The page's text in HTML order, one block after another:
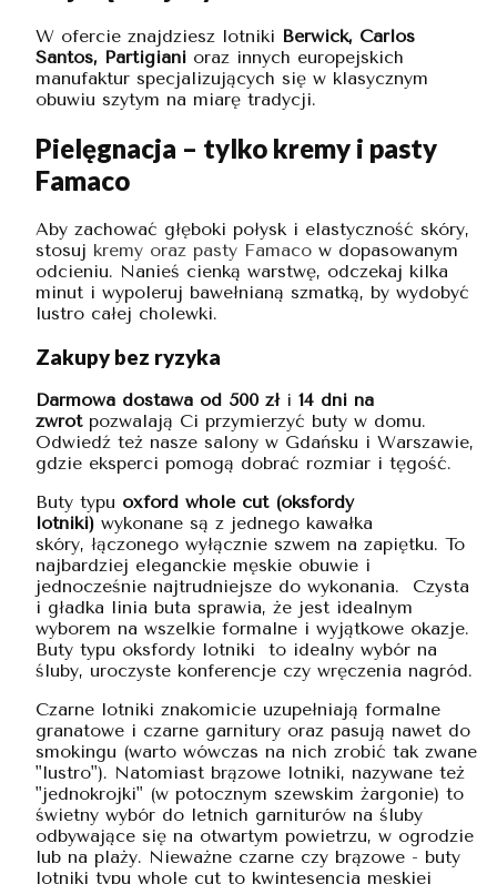
W ofercie znajdziesz lotniki Berwick, Carlos
Santos, Partigiani oraz innych europejskich
manufaktur specjalizujących się w klasycznym
obuwiu szytym na miarę tradycji.
Pielęgnacja – tylko kremy i pasty
Famaco
Aby zachować głęboki połysk i elastyczność skóry,
stosuj kremy oraz pasty Famaco w dopasowanym
odcieniu. Nanieś cienką warstwę, odczekaj kilka
minut i wypoleruj bawełnianą szmatką, by wydobyć
lustro całej cholewki.
Zakupy bez ryzyka
Darmowa dostawa od 500 złi 14 dni na
zwrotpozwalają Ci przymierzyć buty w domu.
Odwiedź też nasze salony w Gdańsku i Warszawie,
gdzie eksperci pomogą dobrać rozmiar i tęgość.
Buty typu oxford whole cut (oksfordy
lotniki) wykonane są z jednego kawałka
skóry, łączonego wyłącznie szwem na zapiętku. To
najbardziej eleganckie męskie obuwie i
jednocześnie najtrudniejsze do wykonania. Czysta
i gładka linia buta sprawia, że jest idealnym
wyborem na wszelkie formalne i wyjątkowe okazje.
Buty typu oksfordy lotniki to idealny wybór na
śluby, uroczyste konferencje czy wręczenia nagród.
Czarne lotniki znakomicie uzupełniają formalne
granatowe i czarne garnitury oraz pasują nawet do
smokingu (warto wówczas na nich zrobić tak zwane
"lustro"). Natomiast brązowe lotniki, nazywane też
"jednokrojki" (w potocznym szewskim żargonie) to
świetny wybór do letnich garniturów na śluby
odbywające się na otwartym powietrzu, w ogrodzie
lub na plaży. Nieważne czarne czy brązowe - buty
lotniki typu whole cut to kwintesencja męskiej